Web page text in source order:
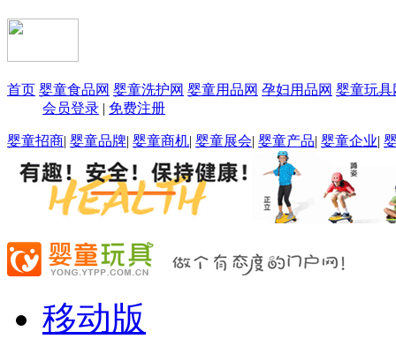
首页 婴童食品网 婴童洗护网 婴童用品网 孕妇用品网 婴童玩具
会员登录 | 免费注册
婴童招商| 婴童品牌| 婴童商机| 婴童展会| 婴童产品| 婴童企业|
移动版